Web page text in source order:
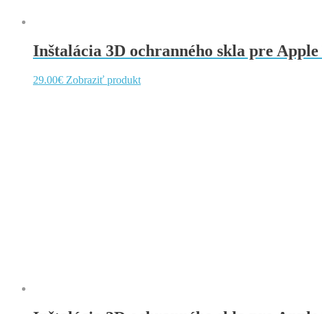
Inštalácia 3D ochranného skla pre
29.00€ Zobraziť produkt